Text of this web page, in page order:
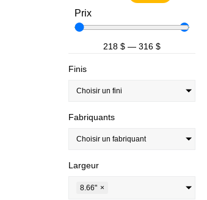
Prix
218 $ — 316 $
Finis
Choisir un fini
Fabriquants
Choisir un fabriquant
Largeur
8.66" ×